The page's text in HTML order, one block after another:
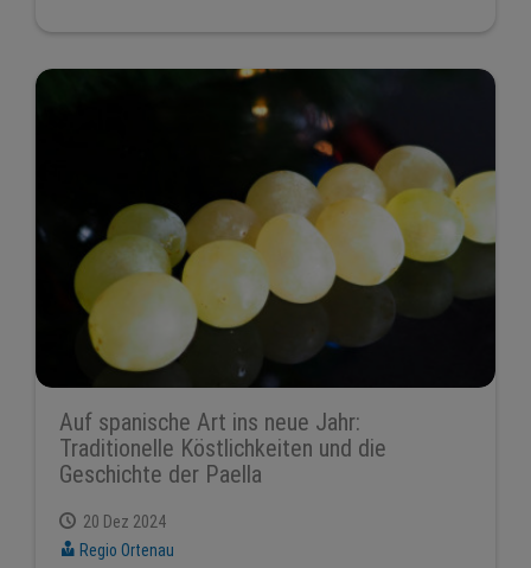
Auf spanische Art ins neue Jahr:
Traditionelle Köstlichkeiten und die
Geschichte der Paella
20 Dez 2024
Regio Ortenau